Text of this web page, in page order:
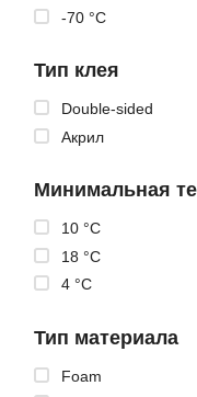
-70 °C
Тип клея
Double-sided
Акрил
Минимальная
10 °C
18 °C
4 °C
Тип материала
Foam